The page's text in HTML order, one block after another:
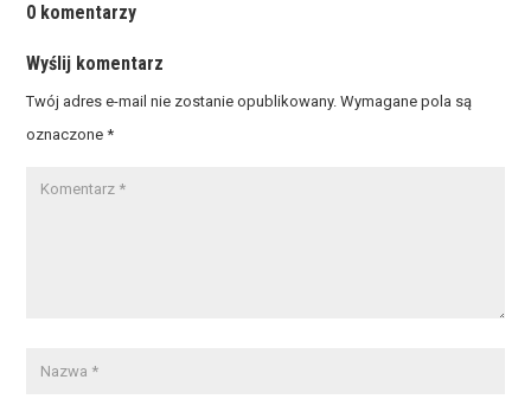
0 komentarzy
Wyślij komentarz
Twój adres e-mail nie zostanie opublikowany. Wymagane pola są
oznaczone*